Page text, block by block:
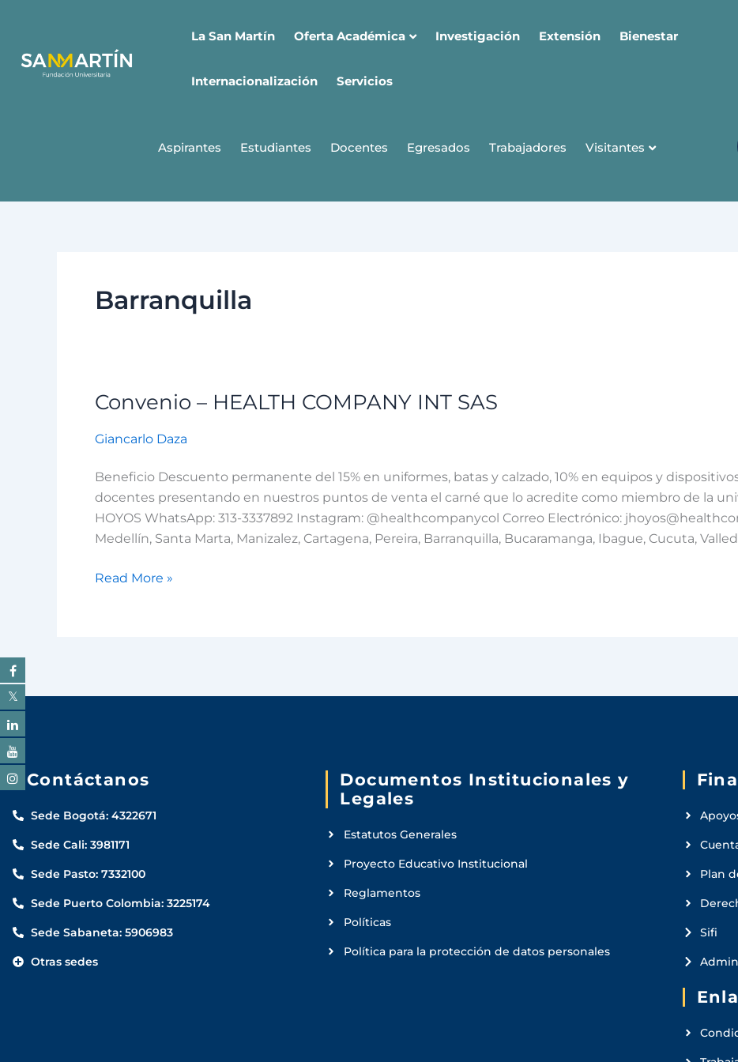
contenido
La San Martín Oferta Académica Investigación Extensión Bienestar
Internacionalización Servicios
Aspirantes Estudiantes Docentes Egresados Trabajadores Visitantes
Barranquilla
Convenio – HEALTH COMPANY INT SAS
Giancarlo Daza
Beneficio Descuento permanente del 15% en uniformes, batas y calzado, 10% en equipos y
docentes presentando en nuestros puntos de venta el carné que lo acredite como miembro de la
HOYOS WhatsApp: 313-3337892 Instagram: @‌healthcompanycol Correo Electrónico:
Medellín, Santa Marta, Manizalez, Cartagena, Pereira, Barranquilla, Bucaramanga, Ibague, Cucuta,
Convenio
HEALTH
INT
SAS
Read More »
Contáctanos
Sede Bogotá: 4322671
Sede Cali: 3981171
Sede Pasto: 7332100
Sede Puerto Colombia: 3225174
Sede Sabaneta: 5906983
Otras sedes
Documentos Institucionales y
Legales
Estatutos Generales
Proyecto Educativo Institucional
Reglamentos
Políticas
Política para la protección de datos personales
Plan
Sifi